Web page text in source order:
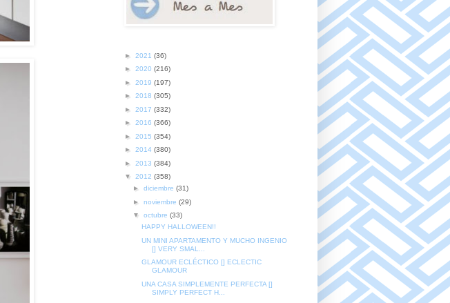
► 2021 (36)
► 2020 (216)
► 2019 (197)
► 2018 (305)
► 2017 (332)
► 2016 (366)
► 2015 (354)
► 2014 (380)
► 2013 (384)
▼ 2012 (358)
► diciembre (31)
► noviembre (29)
▼ octubre (33)
HAPPY HALLOWEEN!!
UN MINI APARTAMENTO Y MUCHO INGENIO
[] VERY SMAL...
GLAMOUR ECLÉCTICO [] ECLECTIC
GLAMOUR
UNA CASA SIMPLEMENTE PERFECTA []
SIMPLY PERFECT H...